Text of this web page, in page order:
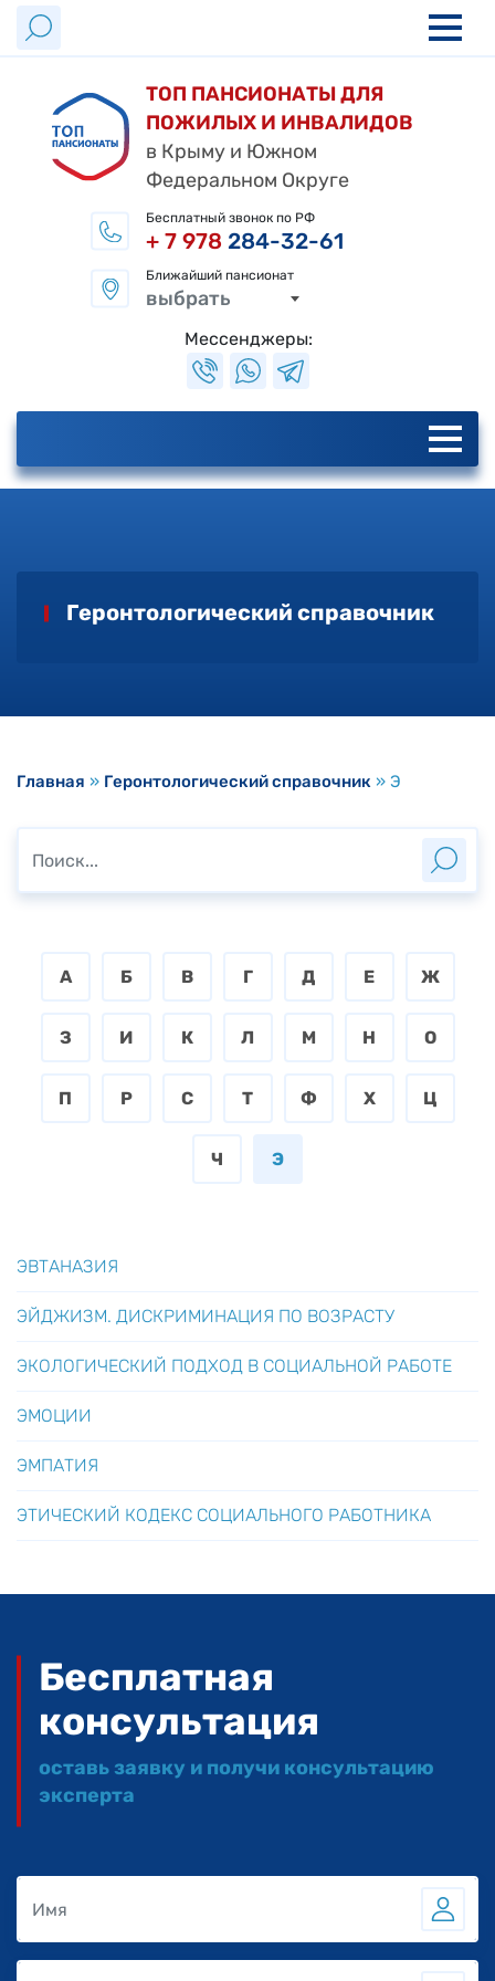
ТОП ПАНСИОНАТЫ ДЛЯ
ПОЖИЛЫХ И ИНВАЛИДОВ
в Крыму и Южном
Федеральном Округе
Бесплатный звонок по РФ
+ 7 978 284-32-61
Ближайший пансионат
выбрать
Мессенджеры:
Геронтологический справочник
Главная » Геронтологический справочник » Э
А Б В Г Д Е Ж
З И К Л М Н О
П Р С Т Ф Х Ц
Ч Э
ЭВТАНАЗИЯ
ЭЙДЖИЗМ. ДИСКРИМИНАЦИЯ ПО ВОЗРАСТУ
ЭКОЛОГИЧЕСКИЙ ПОДХОД В СОЦИАЛЬНОЙ РАБОТЕ
ЭМОЦИИ
ЭМПАТИЯ
ЭТИЧЕСКИЙ КОДЕКС СОЦИАЛЬНОГО РАБОТНИКА
Бесплатная
консультация
оставь заявку и получи консультацию
эксперта